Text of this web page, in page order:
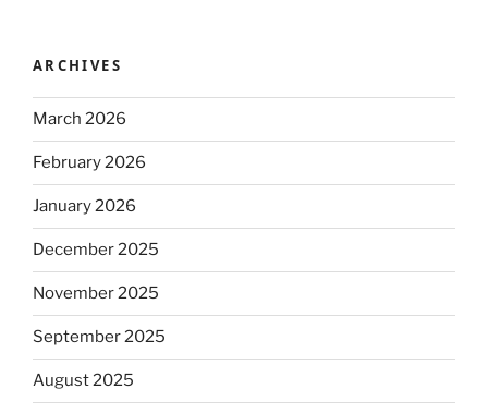
ARCHIVES
March 2026
February 2026
January 2026
December 2025
November 2025
September 2025
August 2025